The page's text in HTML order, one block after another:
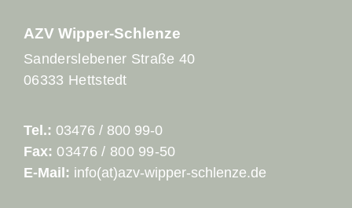
AZV Wipper-Schlenze
Sanderslebener Straße 40
06333 Hettstedt
Tel.: 03476 / 800 99-0
Fax: 03476 / 800 99-50
E-Mail: info(at)azv-wipper-schlenze.de